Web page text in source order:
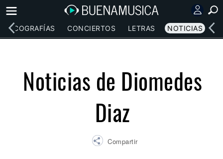
DISCOGRAFÍAS CONCIERTOS LETRAS NOTICIAS
Noticias de Diomedes
Diaz
Compartir